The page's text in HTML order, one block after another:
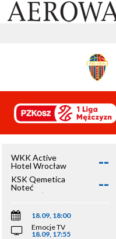
WKK Active
Hotel Wrocław
--
KSK Qemetica
Noteć
Inowrocław
--
18.09, 18:00
Emocje TV
18.09, 17:55